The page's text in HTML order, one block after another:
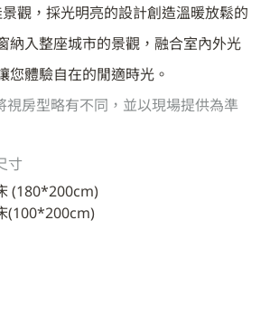
觀，採光明亮的設計創造溫暖放鬆的
納入整座城市的景觀，融合室內外光
您體驗自在的閒適時光。
視房型略有不同，並以現場提供為準
寸
(180*200cm)
(100*200cm)